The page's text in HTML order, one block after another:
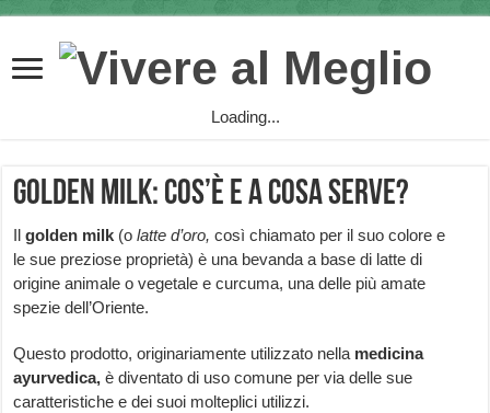
Loading...
Golden milk: cos’è e a cosa serve?
Ilgolden milk (olatte d’oro, così chiamato per il suo colore e
le sue preziose proprietà) è una bevanda a base di latte di
origine animale o vegetale e curcuma, una delle più amate
spezie dell’Oriente.
Questo prodotto, originariamente utilizzato nella medicina
ayurvedica, è diventato di uso comune per via delle sue
caratteristiche e dei suoi molteplici utilizzi.